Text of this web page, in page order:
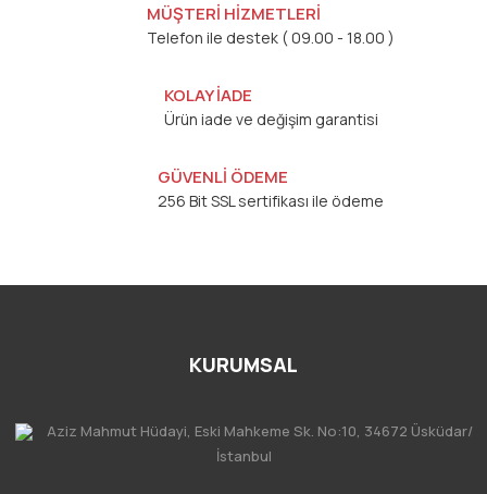
MÜŞTERİ HİZMETLERİ
Telefon ile destek ( 09.00 - 18.00 )
KOLAY İADE
Ürün iade ve değişim garantisi
GÜVENLİ ÖDEME
256 Bit SSL sertifikası ile ödeme
KURUMSAL
Aziz Mahmut Hüdayi, Eski Mahkeme Sk. No:10, 34672 Üsküdar/
İstanbul